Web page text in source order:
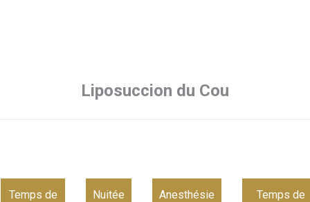
Liposuccion du Cou
Temps de
Nuitée
Anesthésie
Temps de